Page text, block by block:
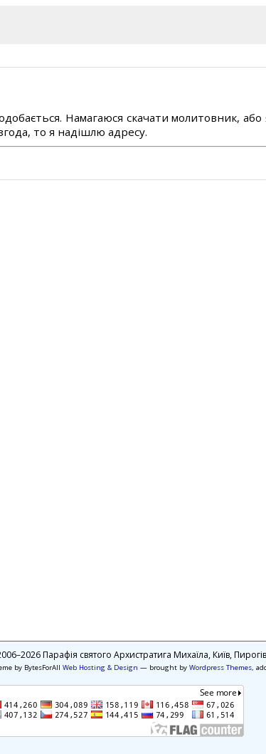
Намагаюся скачати молитовник,
то я надішлю адресу.
Парафія святого Архистратига Михаїла, Київ, Пирогів
by BytesForAll Web Hosting & Design — brought by Wordpress Themes,